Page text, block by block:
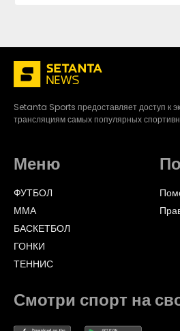
Setanta Sports предоставляет доступ к
трансляциям самых популярных
Меню
ФУТБОЛ
ММА
БАСКЕТБОЛ
ГОНКИ
ТЕННИС
Смотри спорт на